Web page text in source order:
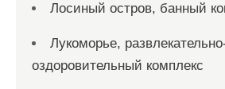
Лосиный остров, банный
Лукоморье,
оздоровительный комплекс